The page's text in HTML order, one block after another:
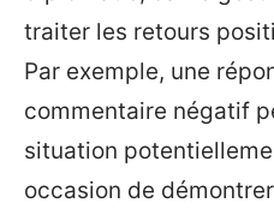
traiter les retours
Par exemple, une
commentaire négatif
situation
occasion de